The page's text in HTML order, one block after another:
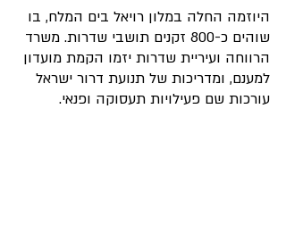
היוזמה החלה במלון רויאל בים המלח, בו
שוהים כ-800 זקנים תושבי שדרות. משרד
הרווחה ועיריית שדרות יזמו הקמת מועדון
למענם, ומדריכות של תנועת דרור ישראל
עורכות שם פעילויות תעסוקה ופנאי.